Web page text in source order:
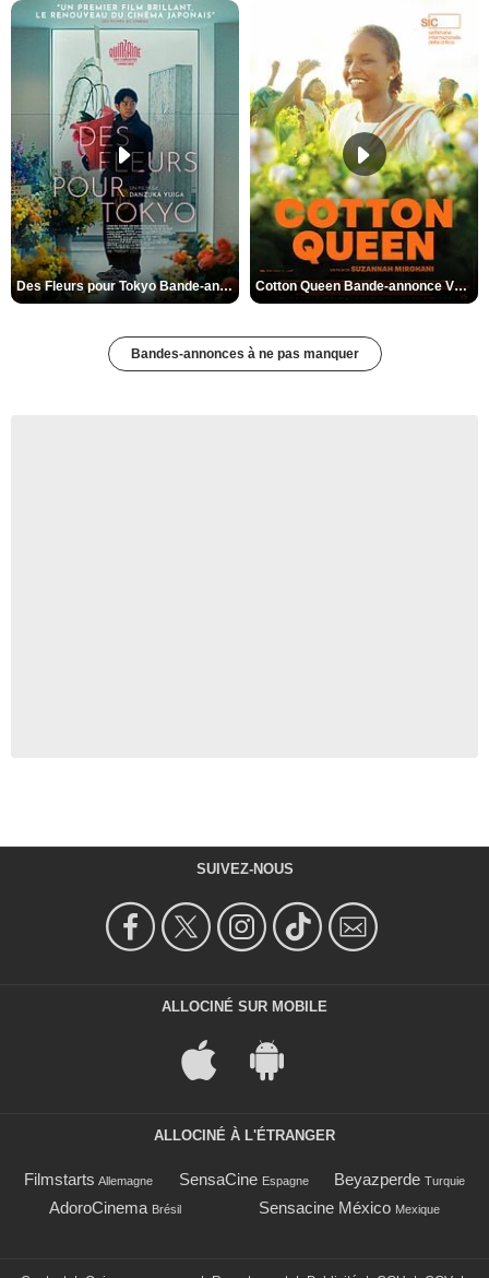
Des Fleurs pour Tokyo Bande-annonce VO STFR Cotton Queen Bande-annonce VO STFR
Bandes-annonces à ne pas manquer
SUIVEZ-NOUS
ALLOCINÉ SUR MOBILE
ALLOCINÉ À L'ÉTRANGER
Filmstarts Allemagne SensaCine Espagne Beyazperde Turquie
AdoroCinema Brésil Sensacine México Mexique